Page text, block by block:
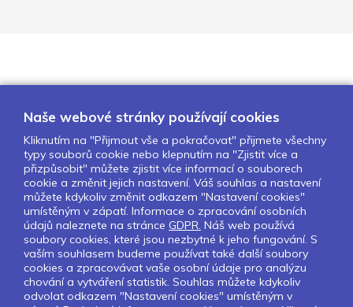
O nás Naše projekty
Pro školy
Partneři
Kontakty
GDPR
Nastavení cookies
Sledujte nás:
Naše webové stránky používají cookies
Kliknutím na "Přijmout vše a pokračovat" přijmete všechny
typy souborů cookie nebo klepnutím na "Zjistit více a
přizpůsobit" můžete zjistit více informací o souborech
cookie a změnit jejich nastavení. Váš souhlas a nastavení
můžete kdykoliv změnit odkazem "Nastavení cookies"
umístěným v zápatí. Informace o zpracování osobních
údajů naleznete na stránce GDPR. Náš web používá
soubory cookies, které jsou nezbytné k jeho fungování. S
vaším souhlasem budeme používat také další soubory
cookies a zpracovávat vaše osobní údaje pro analýzu
chování a vytváření statistik. Souhlas můžete kdykoliv
odvolat odkazem "Nastavení cookies" umístěným v